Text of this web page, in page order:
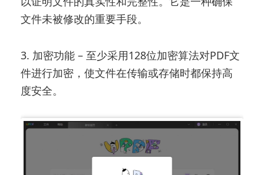
文件未被修改的重要手段。
3. 加密功能 – 至少采用128位加密算法对PDF文
件进行加密，使文件在传输或存储时都保持高
度安全。